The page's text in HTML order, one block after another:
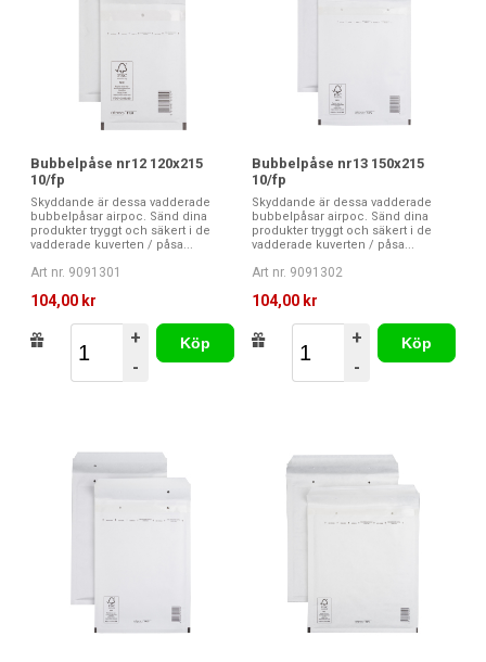
Bubbelpåse nr12 120x215
10/fp
Skyddande är dessa vadderade
bubbelpåsar airpoc. Sänd dina
produkter tryggt och säkert i de
vadderade kuverten / påsa...
Art nr. 9091301
104,00 kr
+
-
Köp
Bubbelpåse nr13 150x215
10/fp
Skyddande är dessa vadderade
bubbelpåsar airpoc. Sänd dina
produkter tryggt och säkert i de
vadderade kuverten / påsa...
Art nr. 9091302
104,00 kr
+
-
Köp